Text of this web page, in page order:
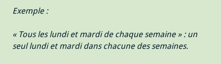
Exemple :
« Tous les lundi et mardi de chaque semaine » : un
seul lundi et mardi dans chacune des semaines.